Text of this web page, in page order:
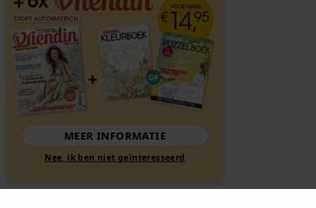
MEER INFORMATIE
Nee, ik ben niet geïnteresseerd